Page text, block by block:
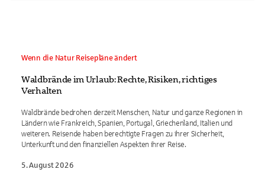
Wenn die Natur Reisepläne ändert
Waldbrände im Urlaub: Rechte, Risiken, richtiges
Verhalten
Waldbrände bedrohen derzeit Menschen, Natur und ganze Regionen in
Ländern wie Frankreich, Spanien, Portugal, Griechenland, Italien und
weiteren. Reisende haben berechtigte Fragen zu ihrer Sicherheit,
Unterkunft und den finanziellen Aspekten ihrer Reise.
5. August 2026